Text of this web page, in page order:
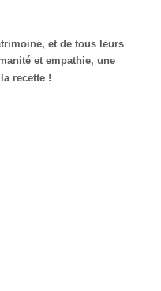
et de tous leurs
et empathie, une
recette !